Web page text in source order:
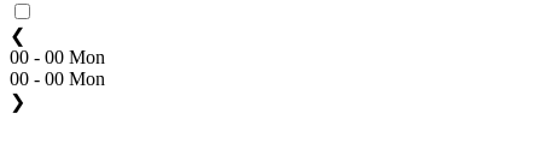
❮
00 - 00 Mon
00 - 00 Mon
❯